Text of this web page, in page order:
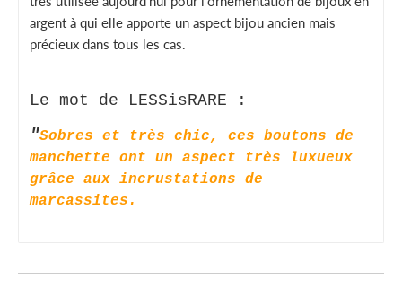
argent à qui elle apporte un aspect bijou ancien mais
précieux dans tous les cas.
Le mot de LESSisRARE :
"Sobres et très chic, ces boutons de
manchette ont un aspect très luxueux
grâce aux incrustations de
marcassites.